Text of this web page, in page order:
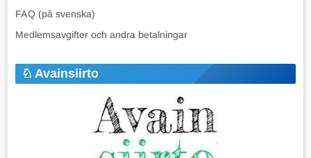
FAQ (på svenska)
Medlemsavgifter och andra betalningar
Avainsiirto